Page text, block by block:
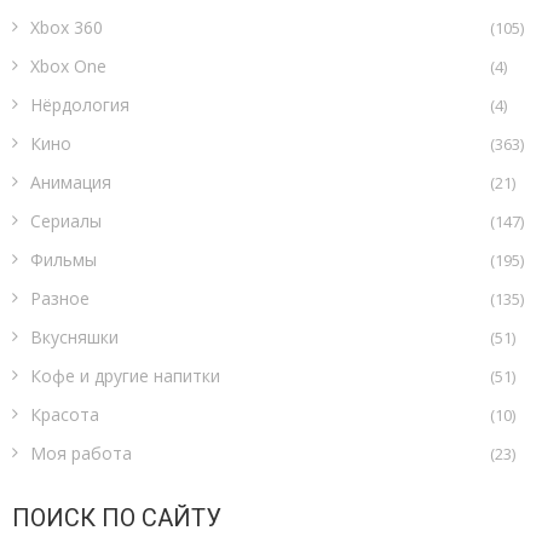
Xbox 360 (105)
Xbox One (4)
Нёрдология (4)
Кино (363)
Анимация (21)
Сериалы (147)
Фильмы (195)
Разное (135)
Вкусняшки (51)
Кофе и другие напитки (51)
Красота (10)
Моя работа (23)
ПОИСК ПО САЙТУ